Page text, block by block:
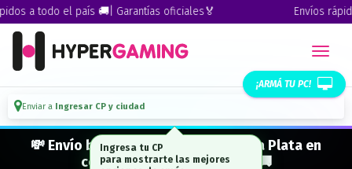
a todo el país 🚚| Garantías oficiales🏅 Envíos
¡ARMÁ TU PC!
Enviar a Ingresar CP y ciudad
💸 Envío bonificado a CABA · GBA · La Plata en
compras desde $ 300.000* 🚚
Ingresa tu CP
para mostrarte las mejores